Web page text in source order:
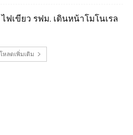
ฟเขียว รฟม. เดินหน้าโมโนเรล
โหลดเพิ่มเติม